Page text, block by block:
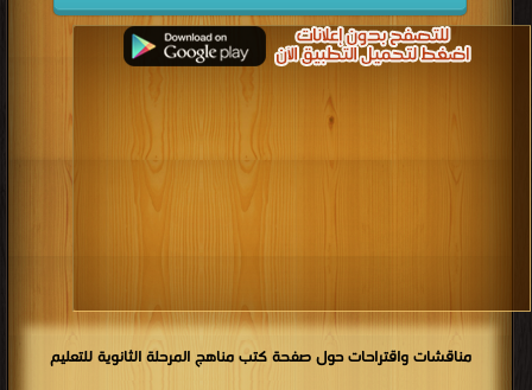
مناقشات واقتراحات حول صفحة كتب مناهج المرحلة الثانوية للتعليم